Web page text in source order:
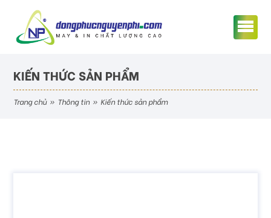
KIẾN THỨC SẢN PHẨM
trang chủ » thông tin » kiến thức sản phẩm